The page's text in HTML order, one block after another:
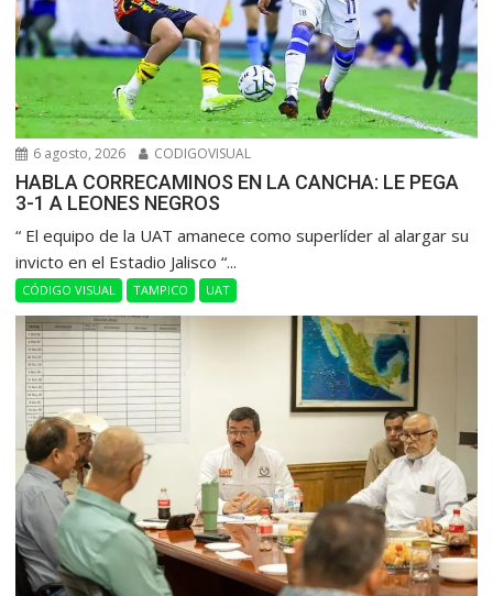
6 agosto, 2026 CODIGOVISUAL
HABLA CORRECAMINOS EN LA CANCHA: LE PEGA
3-1 A LEONES NEGROS
“ El equipo de la UAT amanece como superlíder al alargar su
invicto en el Estadio Jalisco “...
CÓDIGO VISUAL TAMPICO UAT